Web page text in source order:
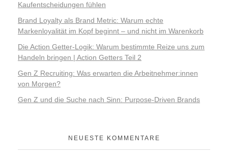
Kaufentscheidungen fühlen
Brand Loyalty als Brand Metric: Warum echte
Markenloyalität im Kopf beginnt – und nicht im Warenkorb
Die Action Getter-Logik: Warum bestimmte Reize uns zum
Handeln bringen | Action Getters Teil 2
Gen Z Recruiting: Was erwarten die Arbeitnehmer:innen
von Morgen?
Gen Z und die Suche nach Sinn: Purpose-Driven Brands
NEUESTE KOMMENTARE